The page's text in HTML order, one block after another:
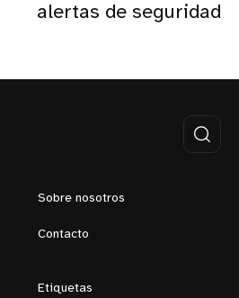
alertas de seguridad
Sobre nosotros
Contacto
Etiquetas